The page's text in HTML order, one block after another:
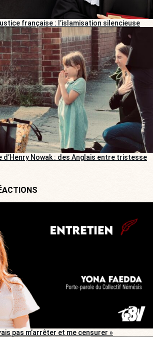
française : l’islamisation silencieuse
d’Henry Nowak : des Anglais entre tristesse
pas m’arrêter et me censurer »